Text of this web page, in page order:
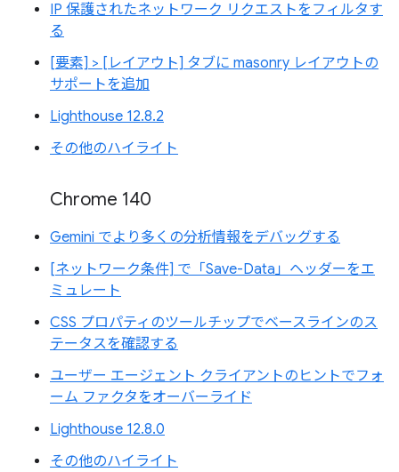
IP 保護されたネットワーク リクエストをフィルタす
る
[要素] > [レイアウト] タブに masonry レイアウトの
サポートを追加
Lighthouse 12.8.2
その他のハイライト
Chrome 140
Gemini でより多くの分析情報をデバッグする
[ネットワーク条件] で「Save-Data」ヘッダーをエ
ミュレート
CSS プロパティのツールチップでベースラインのス
テータスを確認する
ユーザー エージェント クライアントのヒントでフォ
ーム ファクタをオーバーライド
Lighthouse 12.8.0
その他のハイライト